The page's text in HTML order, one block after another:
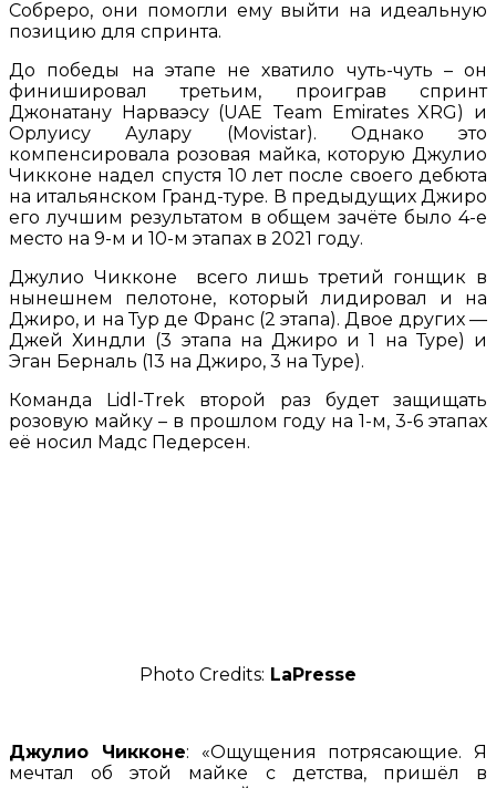
Собреро, они помогли ему выйти на идеальную
позицию для спринта.
До победы на этапе не хватило чуть-чуть – он
финишировал третьим, проиграв спринт
Джонатану Нарваэсу (UAE Team Emirates XRG) и
Орлуису Аулару (Movistar). Однако это
компенсировала розовая майка, которую Джулио
Чикконе надел спустя 10 лет после своего дебюта
на итальянском Гранд-туре. В предыдущих Джиро
его лучшим результатом в общем зачёте было 4-е
место на 9-м и 10-м этапах в 2021 году.
Джулио Чикконе всего лишь третий гонщик в
нынешнем пелотоне, который лидировал и на
Джиро, и на Тур де Франс (2 этапа). Двое других —
Джей Хиндли (3 этапа на Джиро и 1 на Туре) и
Эган Берналь (13 на Джиро, 3 на Туре).
Команда Lidl-Trek второй раз будет защищать
розовую майку – в прошлом году на 1-м, 3-6 этапах
её носил Мадс Педерсен.
Photo Credits: LaPresse
Джулио Чикконе: «Ощущения потрясающие. Я
мечтал об этой майке с детства, пришёл в